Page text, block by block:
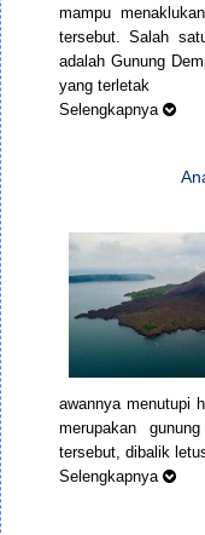
mampu
tersebut. Salah
adalah Gunung
yang terletak
Selengkapnya
awannya menutupi
merupakan
tersebut, dibalik
Selengkapnya